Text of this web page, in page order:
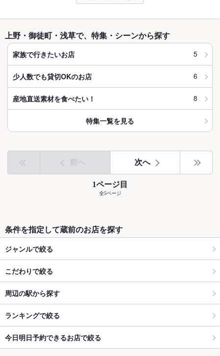
上野・御徒町・浅草で、特集・シーンから探す
家族で行きたいお店 5
少人数でも貸切OKのお店 6
産地直送素材を食べたい！ 8
特集一覧を見る
前へ 次へ
1ページ目
全5ページ
条件を指定して蔵前のお店を探す
ジャンルで絞る
こだわりで絞る
周辺の駅から探す
ランキングで絞る
今日明日予約できるお店で絞る